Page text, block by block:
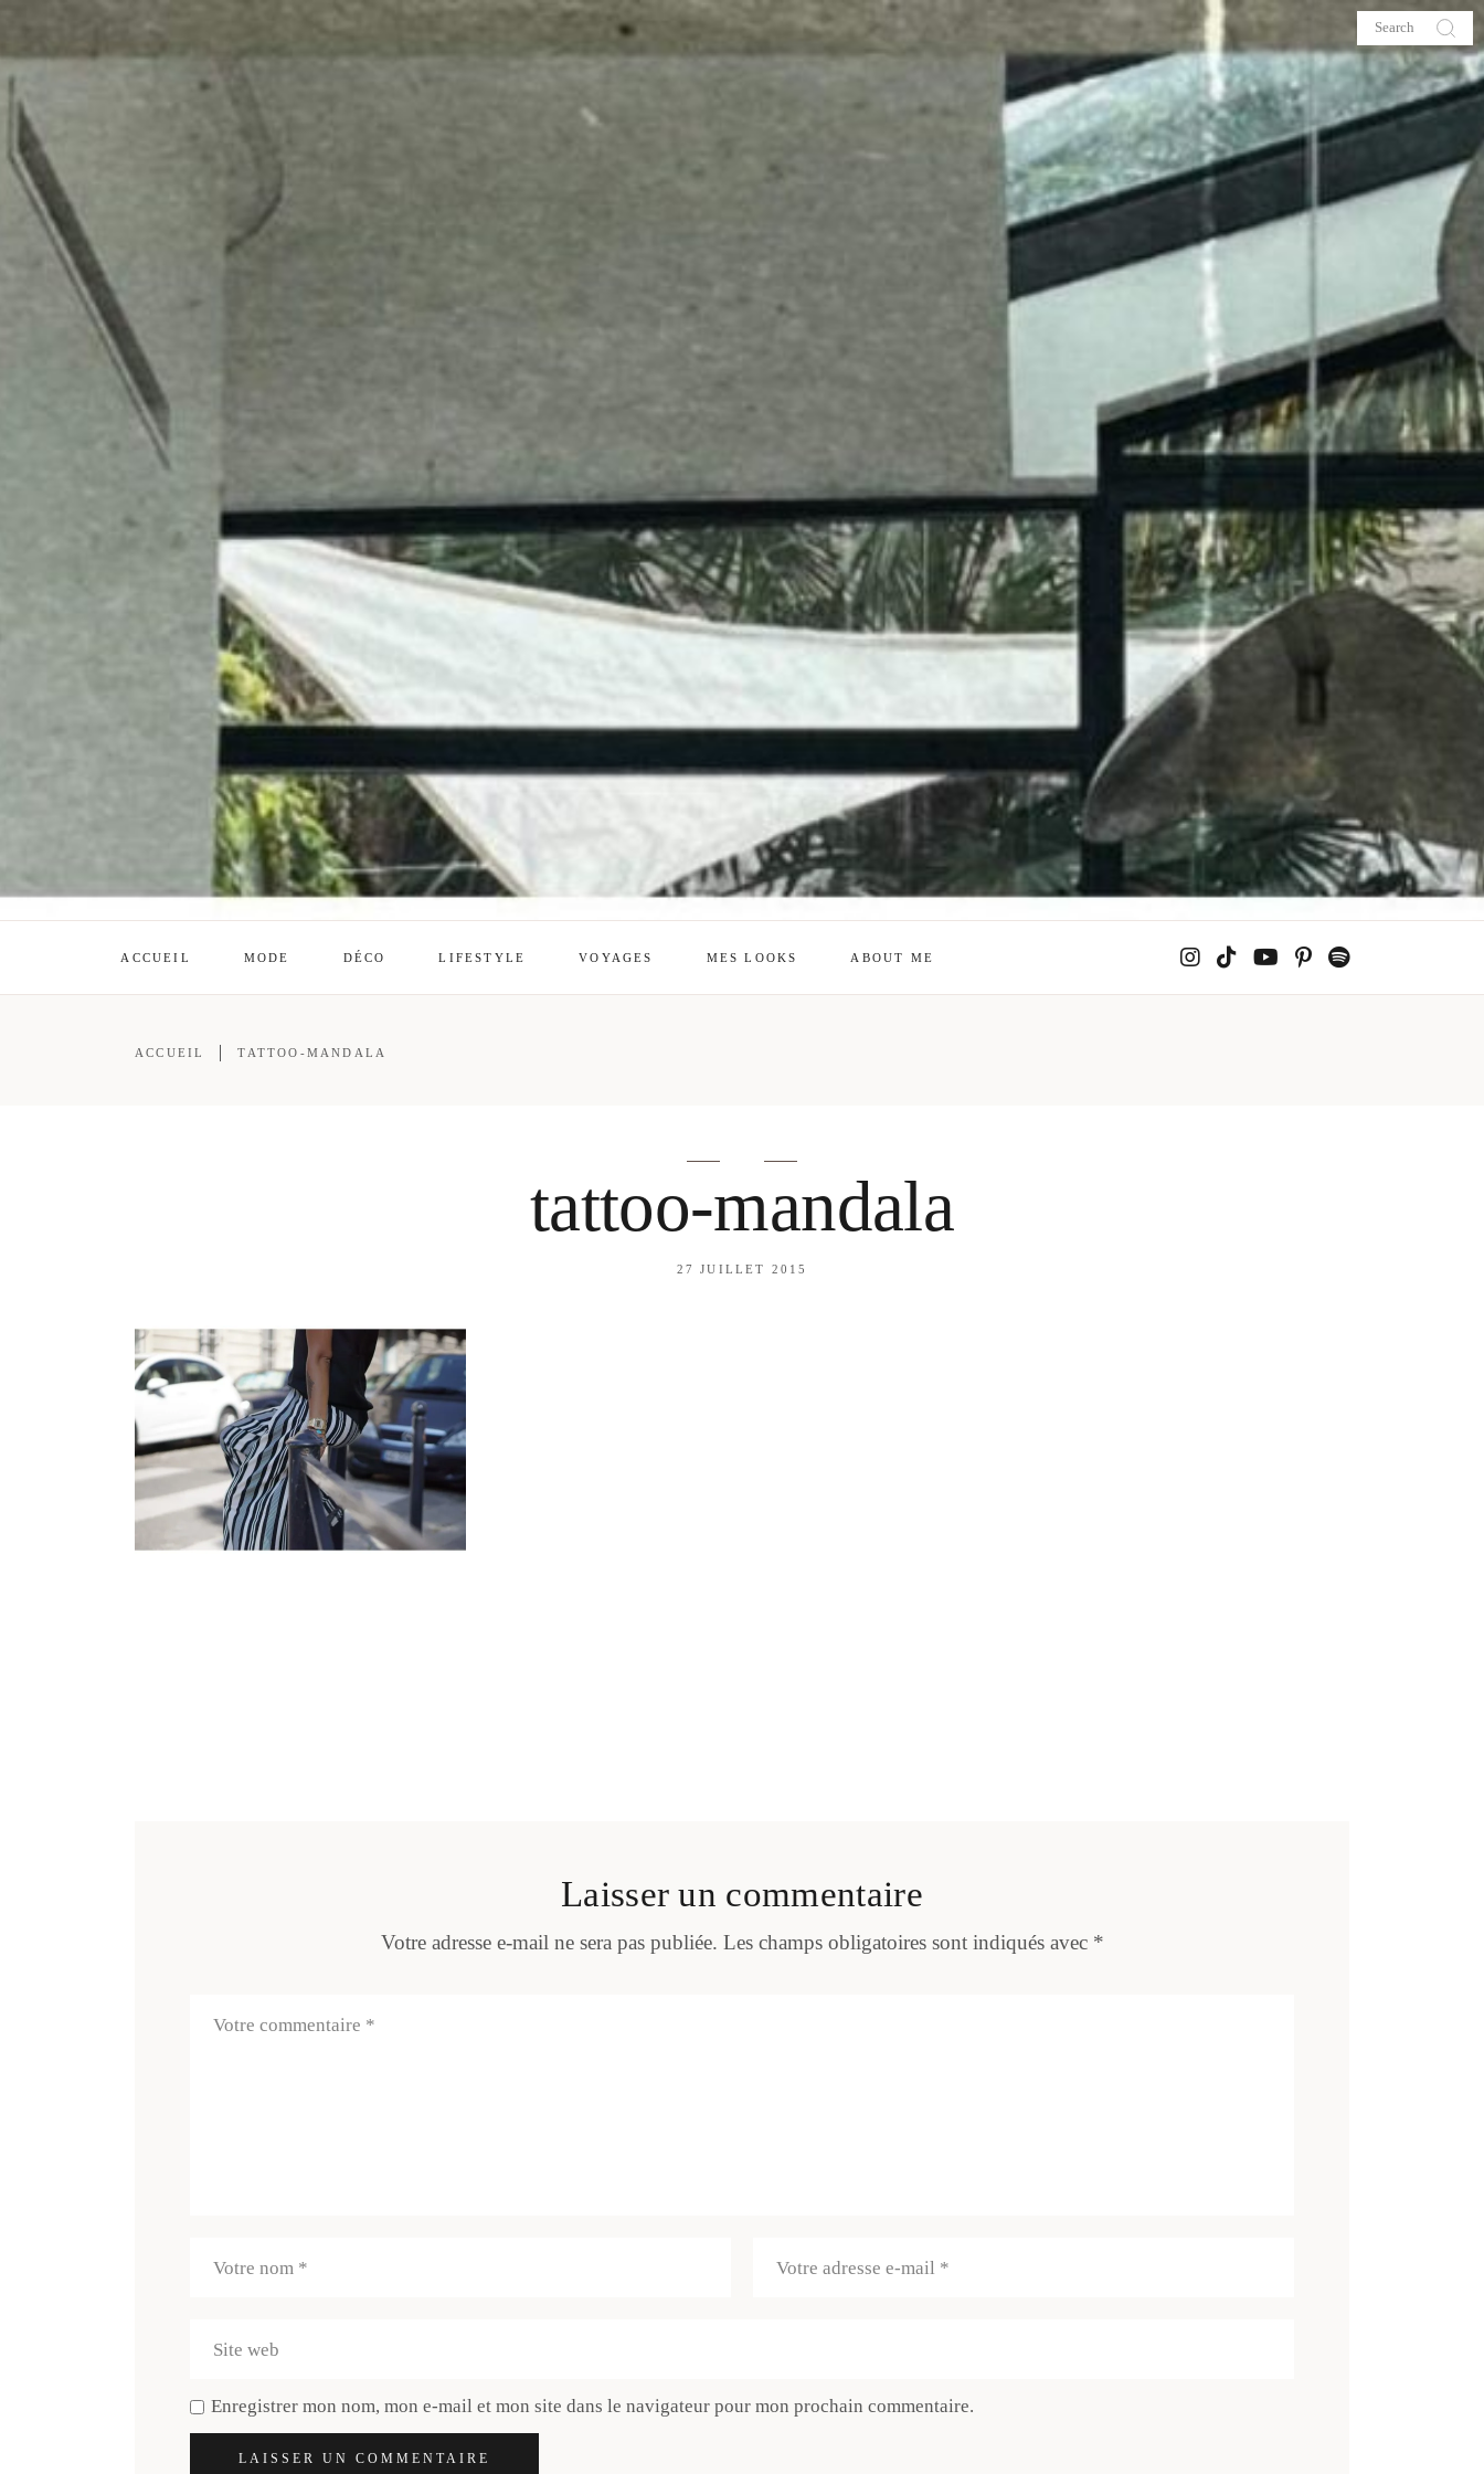
ACCUEIL MODE DÉCO LIFESTYLE VOYAGES MES LOOKS ABOUT ME
amazon shop
About me
Galehia
Voilà Beauté
ACCUEIL TATTOO-MANDALA
tattoo-mandala
27 JUILLET 2015
Laisser un commentaire
Votre adresse e-mail ne sera pas publiée. Les champs obligatoires sont indiqués avec *
Enregistrer mon nom, mon e-mail et mon site dans le navigateur pour mon prochain commentaire.
LAISSER UN COMMENTAIRE